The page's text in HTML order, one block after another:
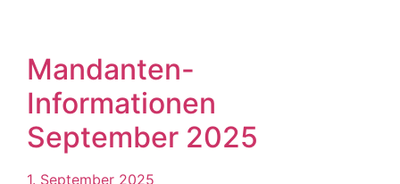
Mandanten-
Informationen
September 2025
1. September 2025